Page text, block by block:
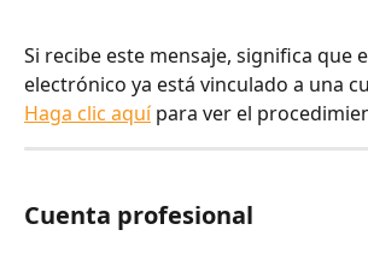
Si recibe este mensaje, significa que
electrónico ya está vinculado a una
Haga clic aquí para ver el
Cuenta profesional